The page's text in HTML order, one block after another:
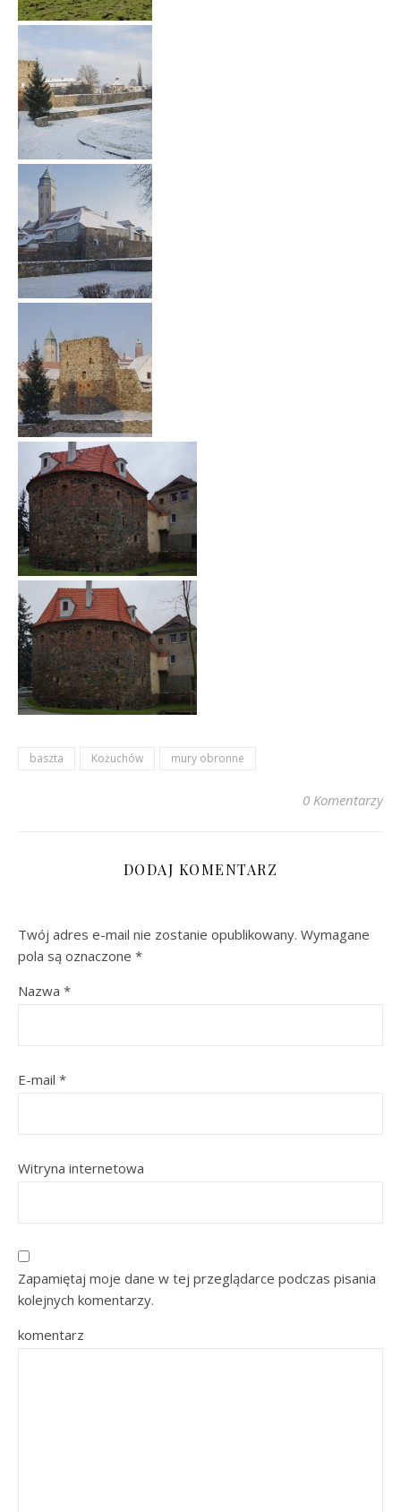
baszta Kożuchów mury obronne
0 Komentarzy
DODAJ KOMENTARZ
Twój adres e-mail nie zostanie opublikowany. Wymagane
pola są oznaczone *
Nazwa *
E-mail *
Witryna internetowa
Zapamiętaj moje dane w tej przeglądarce podczas pisania
kolejnych komentarzy.
komentarz